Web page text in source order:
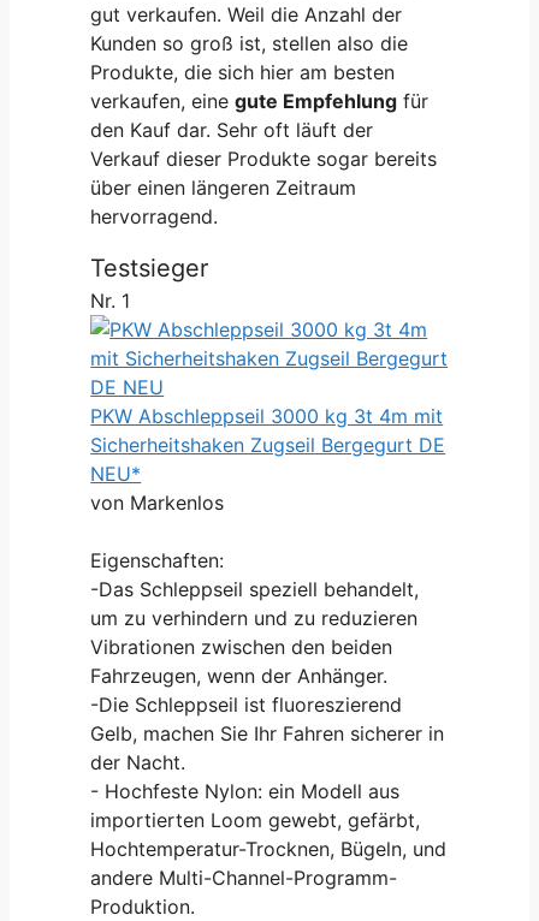
gut verkaufen. Weil die Anzahl der
Kunden so groß ist, stellen also die
Produkte, die sich hier am besten
verkaufen, einegute Empfehlung für
den Kauf dar. Sehr oft läuft der
Verkauf dieser Produkte sogar bereits
über einen längeren Zeitraum
hervorragend.
Testsieger
Nr. 1
PKW Abschleppseil 3000 kg 3t 4m mit
Sicherheitshaken Zugseil Bergegurt DE
NEU*
von Markenlos
Eigenschaften:
-Das Schleppseil speziell behandelt,
um zu verhindern und zu reduzieren
Vibrationen zwischen den beiden
Fahrzeugen, wenn der Anhänger.
-Die Schleppseil ist fluoreszierend
Gelb, machen Sie Ihr Fahren sicherer in
der Nacht.
- Hochfeste Nylon: ein Modell aus
importierten Loom gewebt, gefärbt,
Hochtemperatur-Trocknen, Bügeln, und
andere Multi-Channel-Programm-
Produktion.